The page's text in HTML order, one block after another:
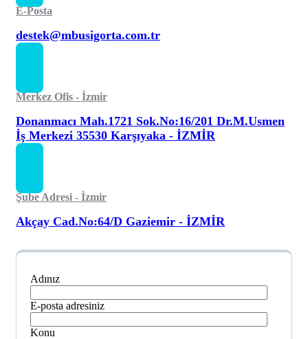
E-Posta
destek@mbusigorta.com.tr
Merkez Ofis - İzmir
Donanmacı Mah.1721 Sok.No:16/201 Dr.M.Usmen
İş Merkezi 35530 Karşıyaka - İZMİR
Şube Adresi - İzmir
Akçay Cad.No:64/D Gaziemir - İZMİR
Adınız
E-posta adresiniz
Konu